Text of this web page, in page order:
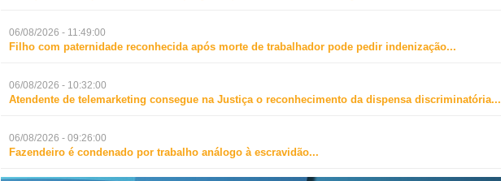
06/08/2026 - 11:49:00
Filho com paternidade reconhecida após morte de trabalhador pode pedir indenização...
06/08/2026 - 10:32:00
Atendente de telemarketing consegue na Justiça o reconhecimento da dispensa discriminatória...
06/08/2026 - 09:26:00
Fazendeiro é condenado por trabalho análogo à escravidão...